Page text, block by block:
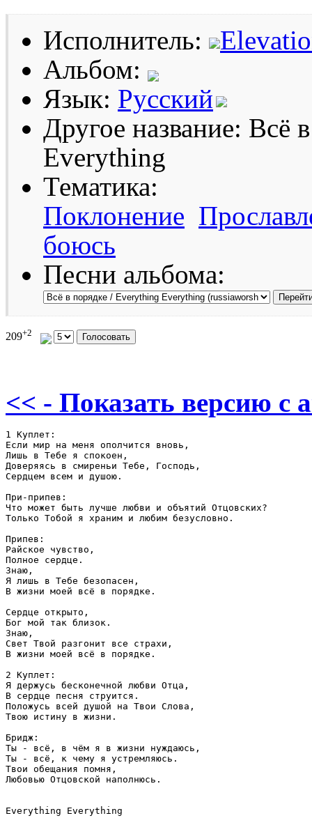
Исполнитель:
Альбом:
Язык: Русский
Другое название: Всё
Everything
Тематика:
Поклонение
боюсь
Песни альбома:
209+2
<< - Показать версию c
1 Куплет:
Если мир на меня ополчится вновь,
Лишь в Тебе я спокоен,
Доверяясь в смиреньи Тебе, Господь,
Сердцем всем и душою.
При-припев:
Что может быть лучше любви и объятий Отцовских?
Только Тобой я храним и любим безусловно.
Припев:
Райское чувство,
Полное сердце.
Знаю,
Я лишь в Тебе безопасен,
В жизни моей всё в порядке.
Сердце открыто,
Бог мой так близок.
Знаю,
Свет Твой разгонит все страхи,
В жизни моей всё в порядке.
2 Куплет:
Я держусь бесконечной любви Отца,
В сердце песня струится.
Положусь всей душой на Твои Слова,
Твою истину в жизни.
Бридж:
Ты - всё, в чём я в жизни нуждаюсь,
Ты - всё, к чему я устремляюсь.
Твои обещания помня,
Любовью Отцовской наполнюсь.
Everything Everything